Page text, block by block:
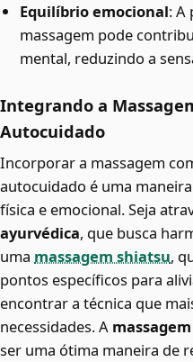
Equilíbrio emocional: A
massagem pode
mental, reduzindo a
Integrando a
Autocuidado
Incorporar a massagem
autocuidado é uma
física e emocional. Seja
ayurvédica, que busca
uma massagem shiatsu,
pontos específicos para
encontrar a técnica que
necessidades. A
ser uma ótima maneira de